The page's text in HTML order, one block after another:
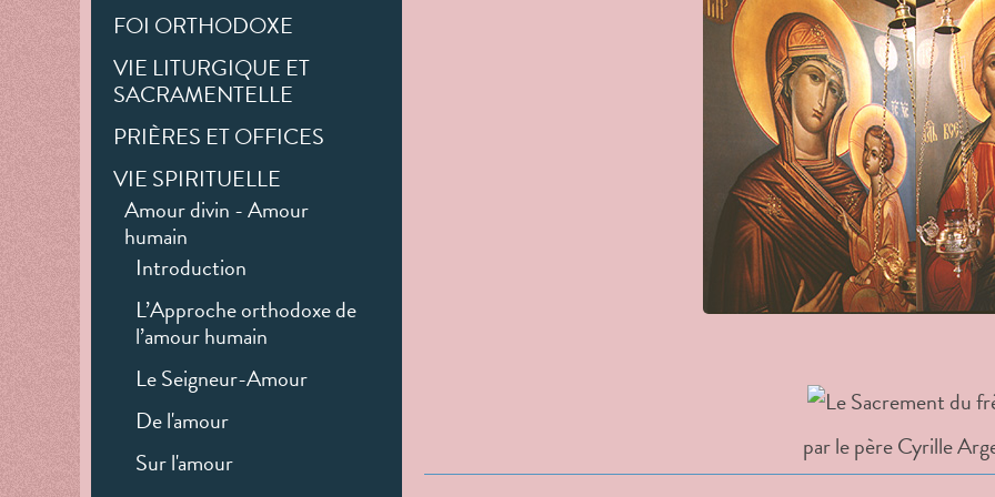
FOI ORTHODOXE
VIE LITURGIQUE ET
SACRAMENTELLE
PRIÈRES ET OFFICES
VIE SPIRITUELLE
Amour divin - Amour
humain
Introduction
L’Approche orthodoxe de
l’amour humain
Le Seigneur-Amour
De l'amour
Sur l'amour
par le père Cyrille